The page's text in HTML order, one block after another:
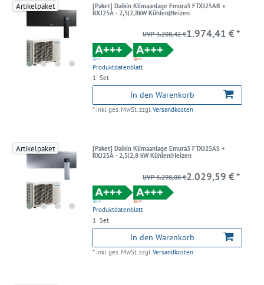
Artikelpaket
[Paket] Daikin Klimaanlage Emura3 FTXJ25AB +
RXJ25A - 2,5|2,8kW Kühlen|Heizen
Produktdatenblatt
UVP 3.208,42 €1.974,41 € *
1 Set
In den Warenkorb
* inkl. ges. MwSt.zzgl.Versandkosten
Artikelpaket
[Paket] Daikin Klimaanlage Emura3 FTXJ25AS +
RXJ25A - 2,5|2,8 kW Kühlen|Heizen
Produktdatenblatt
UVP 3.298,08 €2.029,59 € *
1 Set
In den Warenkorb
* inkl. ges. MwSt.zzgl.Versandkosten